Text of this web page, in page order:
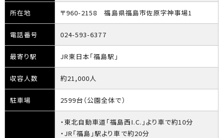
試合運営管理規定
所在地 〒960-2158 福島県福島市佐原字神事場1
電話番号 024-593-6377
最寄り駅 JR東日本「福島駅」
収容人数 約21,000人
駐車場 2599台（公園全体で）
・東北自動車道「福島西I.C.」より車で約10分
・JR「福島」駅より車で約20分